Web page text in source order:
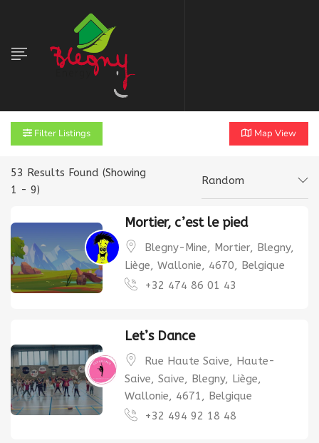
Filter Listings Map View
53 Results Found (Showing
1 - 9)
Random
Mortier, c’est le pied
Blegny-Mine, Mortier, Blegny,
Liège, Wallonie, 4670, Belgique
+32 474 86 01 43
Let’s Dance
Rue Haute Saive, Haute-
Saive, Saive, Blegny, Liège,
Wallonie, 4671, Belgique
+32 494 92 18 48